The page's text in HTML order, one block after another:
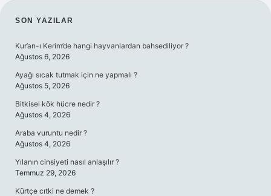
SIDEBAR
SON YAZILAR
Kur’an-ı Kerim’de hangi hayvanlardan bahsediliyor ?
Ağustos 6, 2026
Ayağı sıcak tutmak için ne yapmalı ?
Ağustos 5, 2026
Bitkisel kök hücre nedir ?
Ağustos 4, 2026
Araba vuruntu nedir ?
Ağustos 4, 2026
Yılanın cinsiyeti nasıl anlaşılır ?
Temmuz 29, 2026
Kürtçe cıtki ne demek ?